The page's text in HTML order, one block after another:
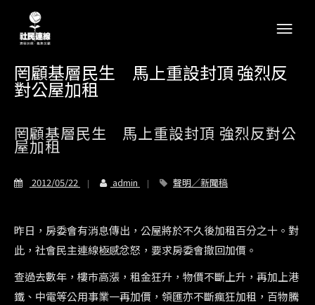
罔顧基層民生 馬上重設封頂 強烈反
對公屋加租
罔顧基層民生 馬上重設封頂 強烈反對公
屋加租
2012/05/22 admin 聲明／新聞稿
昨日，房委會有消息傳出，公屋將於不久後加租百分之十。對
此，社會民主連線極感忿怒，要求房委會撤回加價。
查過去數年，樓巿高漲，租金狂升，物價不斷上升，再加上港
鐵、中電等公用事業一再加價，領匯亦不斷瘋狂加租，百物騰